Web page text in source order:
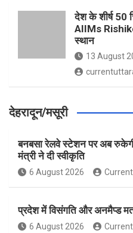
देश के शीर्ष 50
AIIMs
स्थान
13 August
देहरादून/मसूरी
बनबसा रेलवे स्टेशन पर अब
मंत्री ने दी स्वीकृति
6 August 2026
प्रदेश में विसंगति और अनमैप्ड
6 August 2026